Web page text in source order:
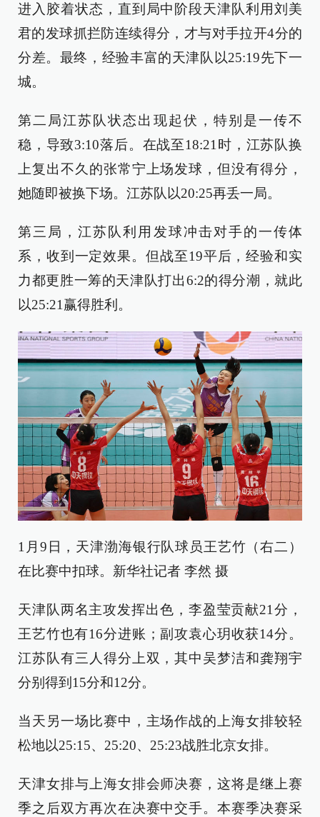
进入胶着状态，直到局中阶段天津队利用刘美
君的发球抓拦防连续得分，才与对手拉开4分的
分差。最终，经验丰富的天津队以25:19先下一
城。
第二局江苏队状态出现起伏，特别是一传不
稳，导致3:10落后。在战至18:21时，江苏队换
上复出不久的张常宁上场发球，但没有得分，
她随即被换下场。江苏队以20:25再丢一局。
第三局，江苏队利用发球冲击对手的一传体
系，收到一定效果。但战至19平后，经验和实
力都更胜一筹的天津队打出6:2的得分潮，就此
以25:21赢得胜利。
1月9日，天津渤海银行队球员王艺竹（右二）
在比赛中扣球。新华社记者 李然 摄
天津队两名主攻发挥出色，李盈莹贡献21分，
王艺竹也有16分进账；副攻袁心玥收获14分。
江苏队有三人得分上双，其中吴梦洁和龚翔宇
分别得到15分和12分。
当天另一场比赛中，主场作战的上海女排较轻
松地以25:15、25:20、25:23战胜北京女排。
天津女排与上海女排会师决赛，这将是继上赛
季之后双方再次在决赛中交手。本赛季决赛采